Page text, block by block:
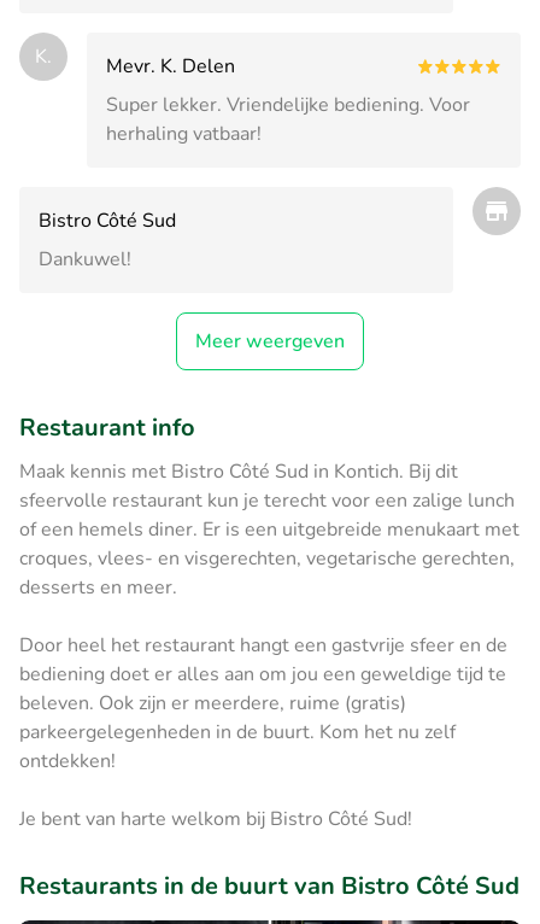
K.
Mevr. K. Delen
Super lekker. Vriendelijke bediening. Voor
herhaling vatbaar!
Bistro Côté Sud
Dankuwel!
Meer weergeven
Restaurant info
Maak kennis met Bistro Côté Sud in Kontich. Bij dit
sfeervolle restaurant kun je terecht voor een zalige lunch
of een hemels diner. Er is een uitgebreide menukaart met
croques, vlees- en visgerechten, vegetarische gerechten,
desserts en meer.
Door heel het restaurant hangt een gastvrije sfeer en de
bediening doet er alles aan om jou een geweldige tijd te
beleven. Ook zijn er meerdere, ruime (gratis)
parkeergelegenheden in de buurt. Kom het nu zelf
ontdekken!
Je bent van harte welkom bij Bistro Côté Sud!
Restaurants in de buurt van Bistro Côté Sud